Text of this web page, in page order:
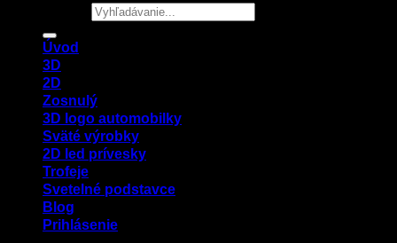
Úvod
3D
2D
Zosnulý
3D logo automobilky
Sväté výrobky
2D led prívesky
Trofeje
Svetelné podstavce
Blog
Prihlásenie